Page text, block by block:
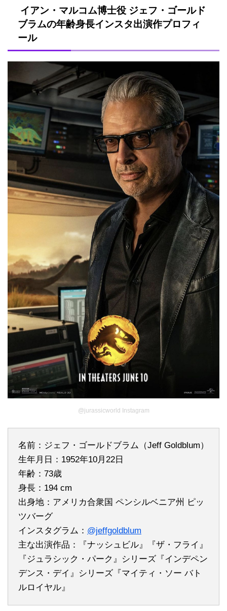
イアン・マルコム博士役 ジェフ・ゴールド
ブラムの年齢身長インスタ出演作プロフィ
ール
@jurassicworld Instagram
名前：ジェフ・ゴールドブラム（Jeff Goldblum）
生年月日：1952年10月22日
年齢：73歳
身長：194 cm
出身地：アメリカ合衆国 ペンシルベニア州 ピッ
ツバーグ
インスタグラム： @jeffgoldblum
主な出演作品：『ナッシュビル』『ザ・フライ』
『ジュラシック・パーク』シリーズ『インデペン
デンス・デイ』シリーズ『マイティ・ソー バト
ルロイヤル』